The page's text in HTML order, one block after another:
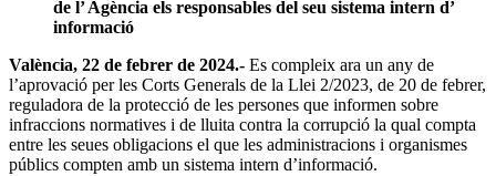
de l’ Agència els responsables del seu sistema intern d’
informació
València, 22 de febrer de 2024.- Es compleix ara un any de
l’aprovació per les Corts Generals de la Llei 2/2023, de 20 de febrer,
reguladora de la protecció de les persones que informen sobre
infraccions normatives i de lluita contra la corrupció la qual compta
entre les seues obligacions el que les administracions i organismes
públics compten amb un sistema intern d’informació.